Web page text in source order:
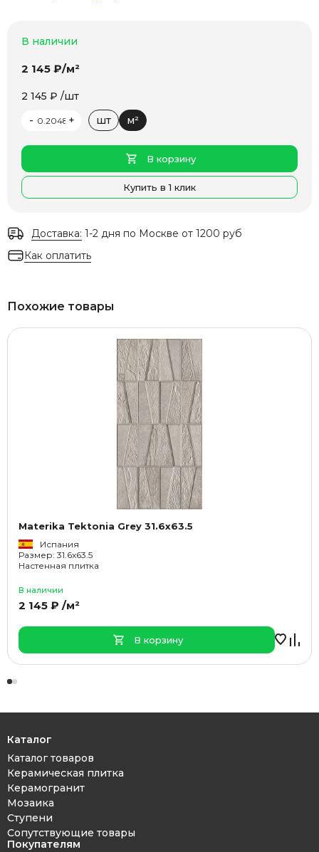
В наличии
2 145 ₽/м²
2 145 ₽ /шт
-
+ шт м²
В корзину
Купить в 1 клик
Доставка: 1-2 дня по Москве от 1200 руб
Как оплатить
Похожие товары
Materika Tektonia Grey 31.6x63.5
Испания
Размер: 31.6x63.5
Настенная плитка
В наличии
2 145 ₽ /м²
В корзину
Каталог
Каталог товаров
Керамическая плитка
Керамогранит
Мозаика
Ступени
Сопутствующие товары
Покупателям